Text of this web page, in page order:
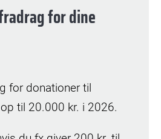
for dine
for donationer til
til 20.000 kr. i 2026.